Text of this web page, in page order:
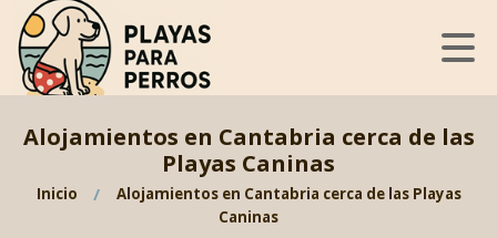
Alojamientos en Cantabria cerca de las
Playas Caninas
Inicio
Alojamientos en Cantabria cerca de las Playas
Caninas